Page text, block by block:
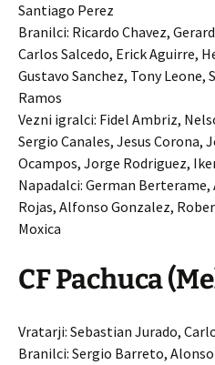
Santiago Perez
Branilci: Ricardo Chavez,
Carlos Salcedo, Erick Aguirre,
Gustavo Sanchez, Tony Leone,
Ramos
Vezni igralci: Fidel Ambriz,
Sergio Canales, Jesus Corona,
Ocampos, Jorge Rodriguez,
Napadalci: German
Rojas, Alfonso Gonzalez,
Moxica
CF Pachuca
Vratarji: Sebastian Jurado,
Branilci: Sergio Barreto, Alonso